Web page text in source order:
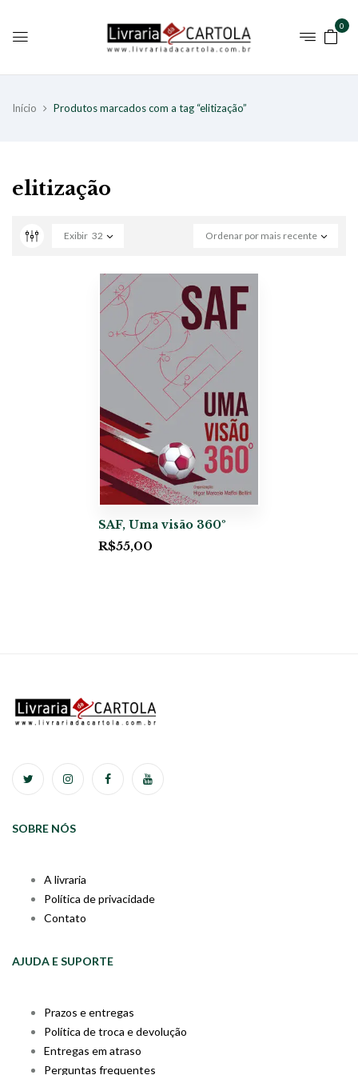
0
Início Produtos marcados com a tag “elitização”
elitização
Ordenar por mais recente
Exibir 32
SAF, Uma visão 360º
R$55,00
SOBRE NÓS
A livraria
Política de privacidade
Contato
AJUDA E SUPORTE
Prazos e entregas
Política de troca e devolução
Entregas em atraso
Perguntas frequentes